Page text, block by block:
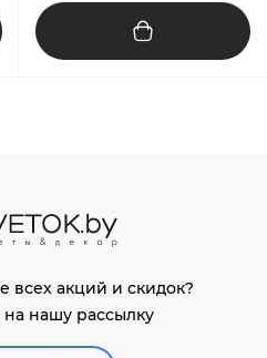
всех акций и скидок?
нашу рассылку